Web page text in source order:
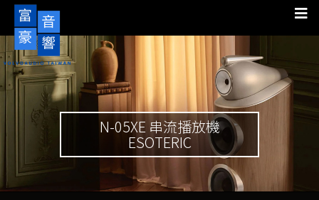
N-05XE 串流播放機
ESOTERIC